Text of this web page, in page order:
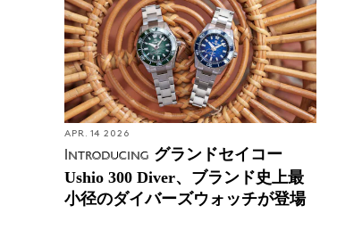
APR. 14 2026
Introducing グランドセイコー
Ushio 300 Diver、ブランド史上最
小径のダイバーズウォッチが登場